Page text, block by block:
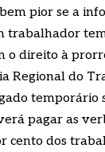
pior se a
trabalhador
o direito à
Regional do
temporário
pagar as
cento dos